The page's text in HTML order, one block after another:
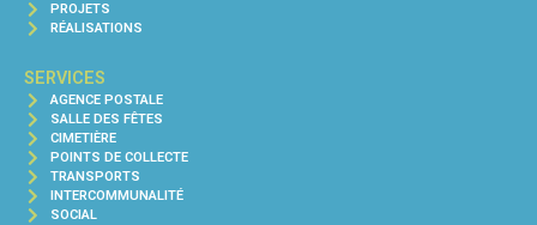
PROJETS
RÉALISATIONS
SERVICES
AGENCE POSTALE
SALLE DES FÊTES
CIMETIÈRE
POINTS DE COLLECTE
TRANSPORTS
INTERCOMMUNALITÉ
SOCIAL